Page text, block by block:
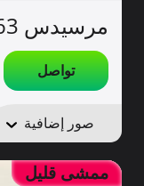
مرسيدس G63 للبيع
تواصل
صور إضافية
ممشى قليل